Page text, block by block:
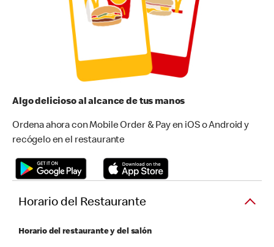
Algo delicioso al alcance de tus manos
Ordena ahora con Mobile Order & Pay en iOS o Android y
recógelo en el restaurante
Horario del Restaurante
Horario del restaurante y del salón